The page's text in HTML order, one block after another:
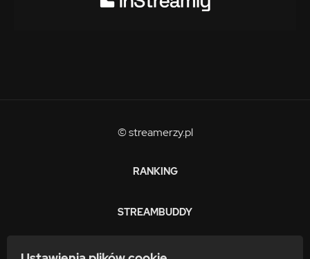
© streamerzy.pl
RANKING
STREAMBUDDY
ZARABIAJ